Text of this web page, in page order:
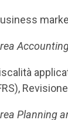
Planning